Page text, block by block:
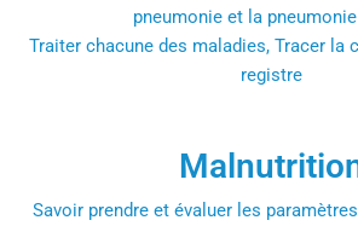
pneumonie et la
Traiter chacune des maladies, Tracer la
registre
Savoir prendre et évaluer les